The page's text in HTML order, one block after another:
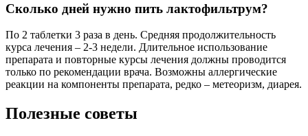
Сколько дней нужно пить лактофильтрум?
По 2 таблетки 3 раза в день. Средняя продолжительность
курса лечения – 2-3 недели. Длительное использование
препарата и повторные курсы лечения должны проводится
только по рекомендации врача. Возможны аллергические
реакции на компоненты препарата, редко – метеоризм, диарея.
Полезные советы